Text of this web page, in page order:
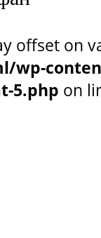
offset on
wp-
5.php on